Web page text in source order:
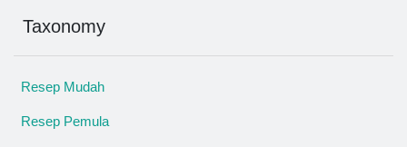
Taxonomy
Resep Mudah
Resep Pemula